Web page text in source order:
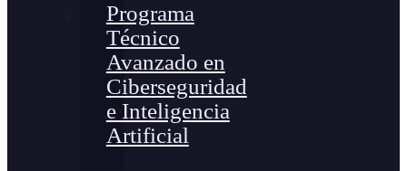
Programa
Técnico
Avanzado en
Ciberseguridad
e Inteligencia
Artificial